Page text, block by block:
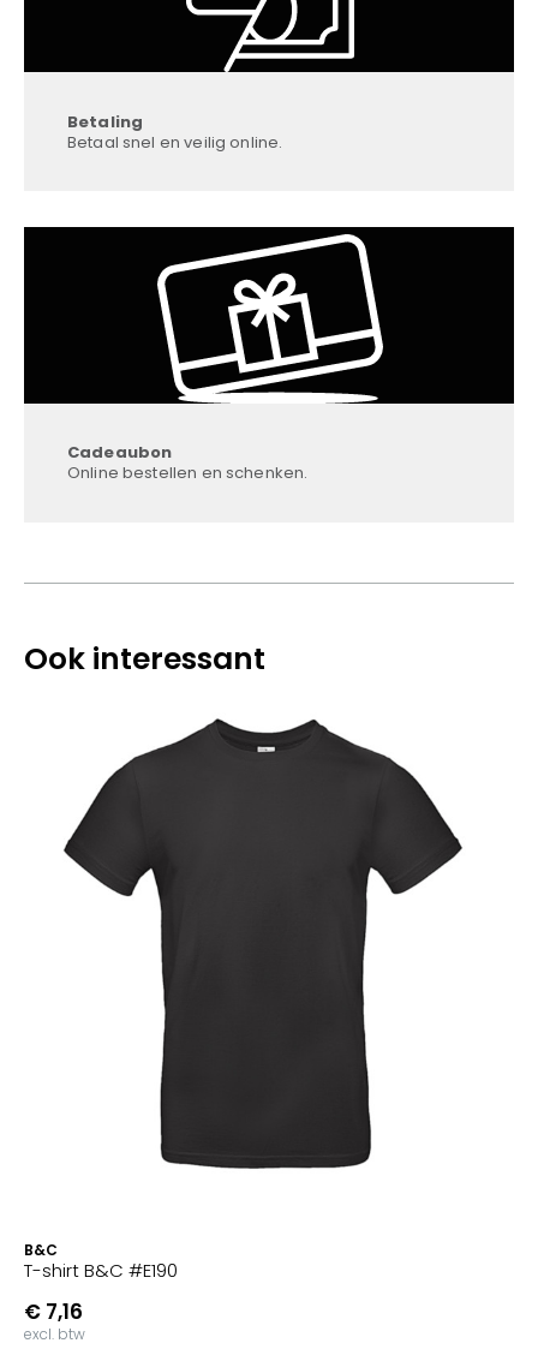
Betaling
Betaal snel en veilig online.
Cadeaubon
Online bestellen en schenken.
Ook interessant
B&C
T-shirt B&C #E190
€ 7,16
excl. btw